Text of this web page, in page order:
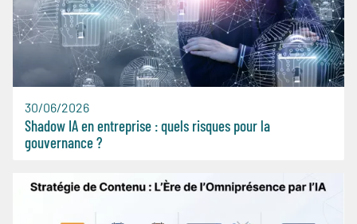
30/06/2026
Shadow IA en entreprise : quels risques pour la
gouvernance ?